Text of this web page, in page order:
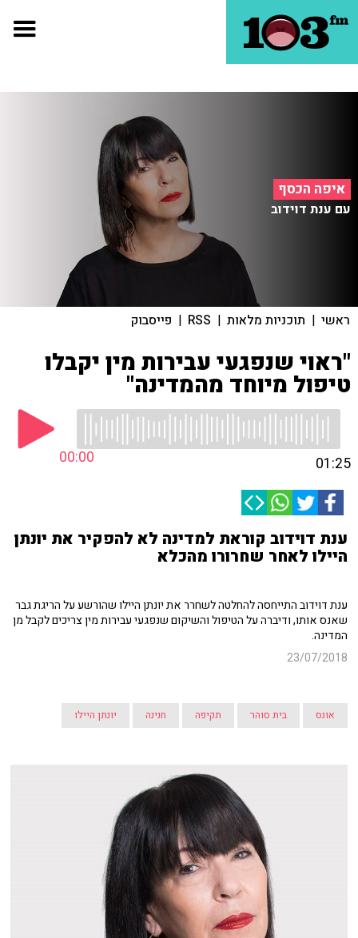
איפה הכסף
עם ענת דוידוב
ראשי | תוכניות מלאות |
RSS
| פייסבוק
"ראוי שנפגעי עבירות מין יקבלו
טיפול מיוחד מהמדינה"
00:00 01:25
ענת דוידוב קוראת למדינה לא להפקיר את יונתן
היילו לאחר שחרורו מהכלא
ענת דוידוב התייחסה להחלטה לשחרר את יונתן היילו שהורשע על הריגת גבר
שאנס אותו, ודיברה על הטיפול והשיקום שנפגעי עבירות מין צריכים לקבל מן
המדינה.
23/07/2018
אונס בית סוהר תקיפה חנינה יונתן היילו